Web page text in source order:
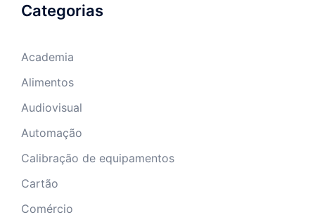
Categorias
Academia
Alimentos
Audiovisual
Automação
Calibração de equipamentos
Cartão
Comércio